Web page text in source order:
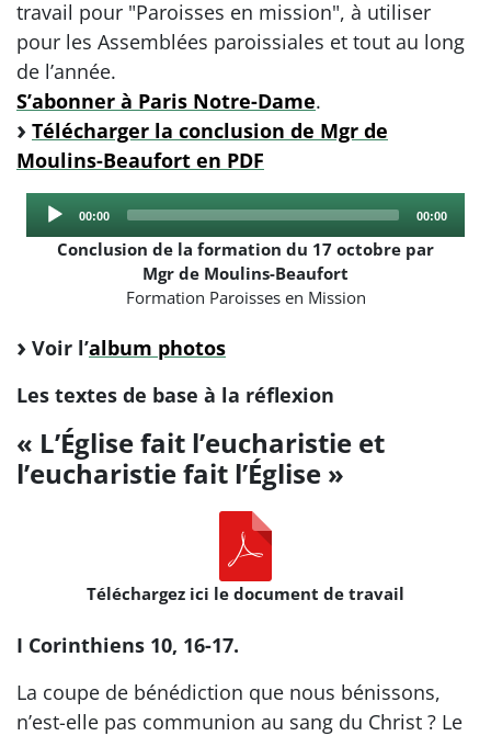
travail pour "Paroisses en mission", à utiliser
pour les Assemblées paroissiales et tout au long
de l’année.
S’abonner à Paris Notre-Dame.
Télécharger la conclusion de Mgr de
Moulins-Beaufort en PDF
Player
Current
00:00
Total
00:00
Conclusion de la formation du 17 octobre par
Mgr de Moulins-Beaufort
Formation Paroisses en Mission
Voir l’album photos
Les textes de base à la réflexion
« L’Église fait l’eucharistie et
l’eucharistie fait l’Église »
Téléchargez ici le document de travail
I Corinthiens 10, 16-17.
La coupe de bénédiction que nous bénissons,
n’est-elle pas communion au sang du Christ ? Le